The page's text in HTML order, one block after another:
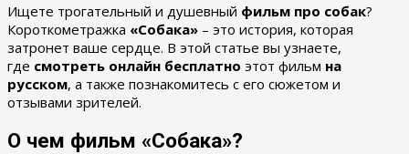
Ищете трогательный и душевный фильм про собак?
Короткометражка «Собака» – это история, которая
затронет ваше сердце. В этой статье вы узнаете,
где смотреть онлайн бесплатно этот фильм на
русском, а также познакомитесь с его сюжетом и
отзывами зрителей.
О чем фильм «Собака»?